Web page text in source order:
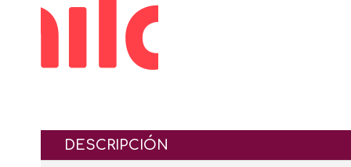
DESCRIPCIÓN